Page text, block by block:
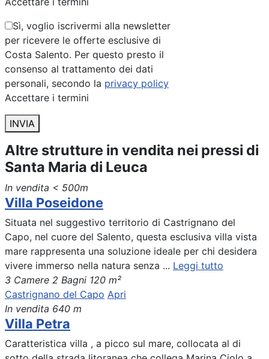
Sì, voglio iscrivermi alla newsletter
per ricevere le offerte esclusive di
Costa Salento. Per questo presto il
consenso al trattamento dei dati
personali, secondo la privacy policy
Accettare i termini
INVIA
Altre strutture in vendita nei pressi di
Santa Maria di Leuca
In vendita < 500m
Villa Poseidone
Situata nel suggestivo territorio di Castrignano del
Capo, nel cuore del Salento, questa esclusiva villa vista
mare rappresenta una soluzione ideale per chi desidera
vivere immerso nella natura senza ... Leggi tutto
3 Camere 2 Bagni 120 m²
Castrignano del Capo Apri
In vendita 640 m
Villa Petra
Caratteristica villa , a picco sul mare, collocata al di